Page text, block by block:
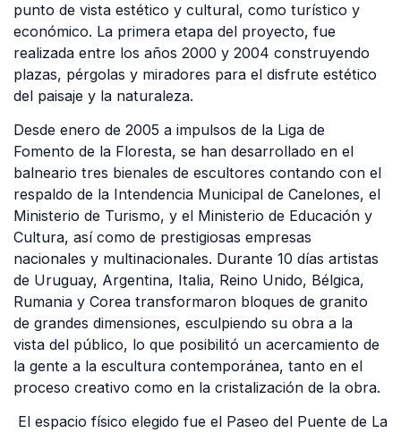
punto de vista estético y cultural, como turístico y
económico. La primera etapa del proyecto, fue
realizada entre los años 2000 y 2004 construyendo
plazas, pérgolas y miradores para el disfrute estético
del paisaje y la naturaleza.
Desde enero de 2005 a impulsos de la Liga de
Fomento de la Floresta, se han desarrollado en el
balneario tres bienales de escultores contando con el
respaldo de la Intendencia Municipal de Canelones, el
Ministerio de Turismo, y el Ministerio de Educación y
Cultura, así como de prestigiosas empresas
nacionales y multinacionales. Durante 10 días artistas
de Uruguay, Argentina, Italia, Reino Unido, Bélgica,
Rumania y Corea transformaron bloques de granito
de grandes dimensiones, esculpiendo su obra a la
vista del público, lo que posibilitó un acercamiento de
la gente a la escultura contemporánea, tanto en el
proceso creativo como en la cristalización de la obra.
El espacio físico elegido fue el Paseo del Puente de La